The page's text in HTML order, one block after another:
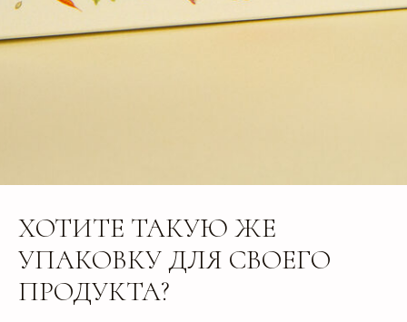
ХОТИТЕ ТАКУЮ ЖЕ
УПАКОВКУ ДЛЯ СВОЕГО
ПРОДУКТА?